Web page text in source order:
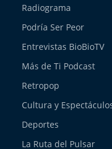
Radiograma
Podría Ser Peor
Entrevistas BioBioTV
Más de Ti Podcast
Retropop
Cultura y
Deportes
La Ruta del Pulsar